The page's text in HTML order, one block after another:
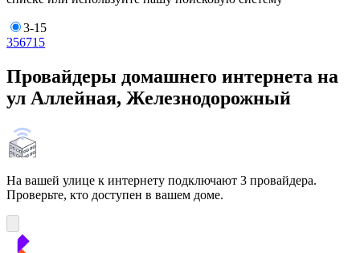
3-15
356715
Провайдеры домашнего интернета на
ул Аллейная, Железнодорожный
На вашей улице к интернету подключают 3 провайдера.
Проверьте, кто доступен в вашем доме.